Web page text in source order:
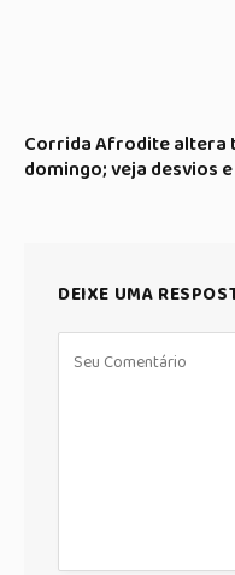
Corrida Afrodite altera
domingo; veja desvios
DEIXE UMA